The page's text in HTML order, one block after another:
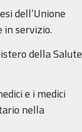
dell’Unione
in servizio.
della Salute
e i medici
nella